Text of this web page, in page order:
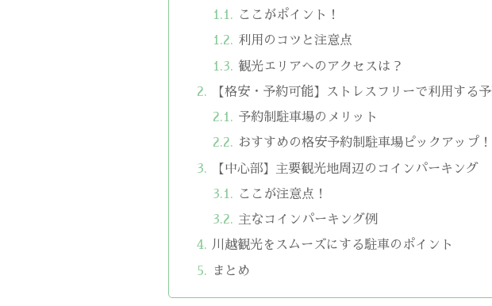
ここがポイント！
利用のコツと注意点
観光エリアへのアクセスは？
【格安・予約可能】ストレスフリーで利用する
予約制駐車場のメリット
おすすめの格安予約制駐車場ピックアップ！
【中心部】主要観光地周辺のコインパーキング
ここが注意点！
主なコインパーキング例
川越観光をスムーズにする駐車のポイント
まとめ